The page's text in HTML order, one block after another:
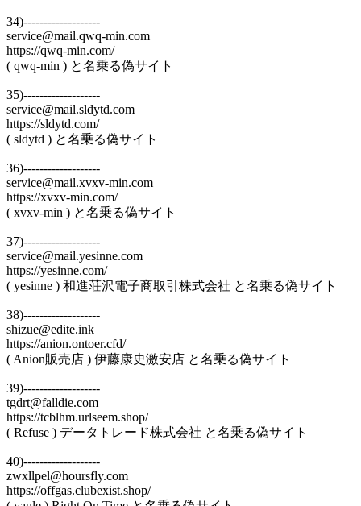
34)-------------------
service@mail.qwq-min.com
https://qwq-min.com/
( qwq-min ) と名乗る偽サイト
35)-------------------
service@mail.sldytd.com
https://sldytd.com/
( sldytd ) と名乗る偽サイト
36)-------------------
service@mail.xvxv-min.com
https://xvxv-min.com/
( xvxv-min ) と名乗る偽サイト
37)-------------------
service@mail.yesinne.com
https://yesinne.com/
( yesinne ) 和進荘沢電子商取引株式会社 と名乗る偽サイト
38)-------------------
shizue@edite.ink
https://anion.ontoer.cfd/
( Anion販売店 ) 伊藤康史激安店 と名乗る偽サイト
39)-------------------
tgdrt@falldie.com
https://tcblhm.urlseem.shop/
( Refuse ) データトレード株式会社 と名乗る偽サイト
40)-------------------
zwxllpel@hoursfly.com
https://offgas.clubexist.shop/